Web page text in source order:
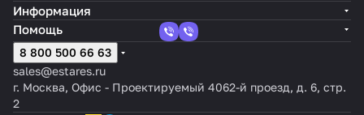
Информация
Помощь
8 800 500 66 63
sales@estares.ru
г. Москва, Офис - Проектируемый 4062-й проезд, д. 6, стр.
2